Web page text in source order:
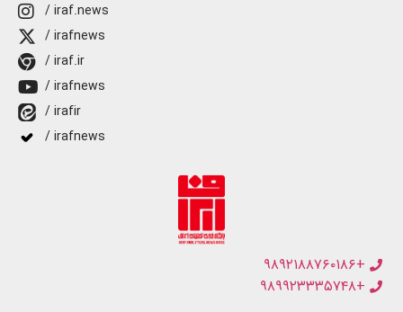
/ iraf.news
/ irafnews
/ iraf.ir
/ irafnews
/ irafir
/ irafnews
+۹۸۹۲۱۸۸۷۶۰۱۸۶
+۹۸۹۹۲۳۳۳۵۷۴۸